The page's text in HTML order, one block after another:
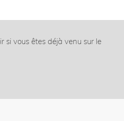
si vous êtes déjà venu sur le